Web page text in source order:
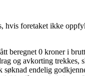
hvis foretaket ikke
beregnet 0 kroner i
og avkorting trekkes,
søknad endelig